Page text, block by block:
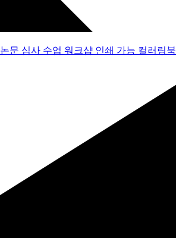
논문 심사 수업 워크샵 인쇄 가능 컬러링북